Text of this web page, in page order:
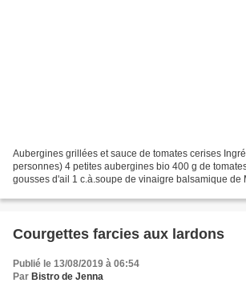
Aubergines grillées et sauce de tomates cerises
personnes) 4 petites aubergines bio 400 g de
gousses d'ail 1 c.à.soupe de vinaigre balsamique de
Courgettes farcies aux lardons
Publié le 13/08/2019 à 06:54
Par Bistro de Jenna